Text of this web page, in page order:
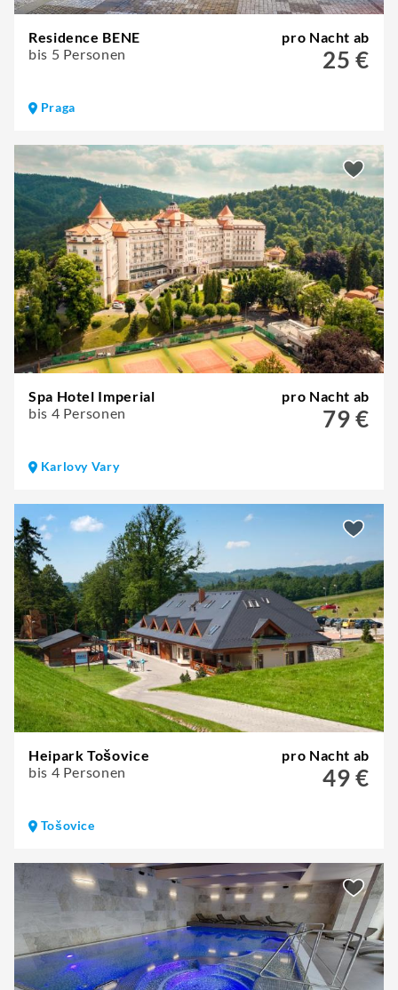
Residence BENE
bis 5 Personen
pro Nacht ab
25 €
Praga
Spa Hotel Imperial
bis 4 Personen
pro Nacht ab
79 €
Karlovy Vary
Heipark Tošovice
bis 4 Personen
pro Nacht ab
49 €
Tošovice